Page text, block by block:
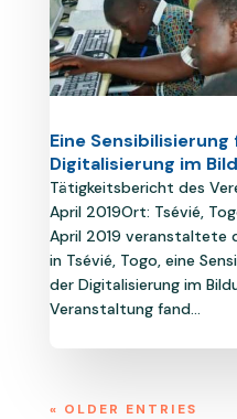
Eine
Digitalisierung im
Tätigkeitsbericht des
April 2019Ort: Tsévié,
April 2019 veranstaltete
in Tsévié, Togo, eine
der Digitalisierung im
Veranstaltung fand...
« OLDER ENTRIES